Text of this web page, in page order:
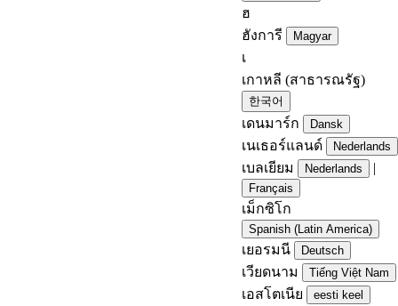
ฮ
ฮังการี
Magyar
เ
เกาหลี (สาธารณรัฐ)
한국어
เดนมาร์ก Dansk
เนเธอร์แลนด์ Nederlands
เบลเยียม Nederlands |
Français
เม็กซิโก
Spanish (Latin America)
เยอรมนี Deutsch
เวียดนาม Tiếng Việt Nam
เอสโตเนีย eesti keel